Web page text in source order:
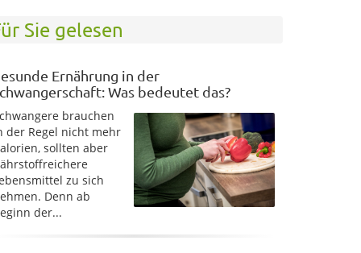
Sie gelesen
Ernährung in der
Was bedeutet das?
brauchen
der Regel nicht mehr
sollten aber
zu sich
Denn ab
der...